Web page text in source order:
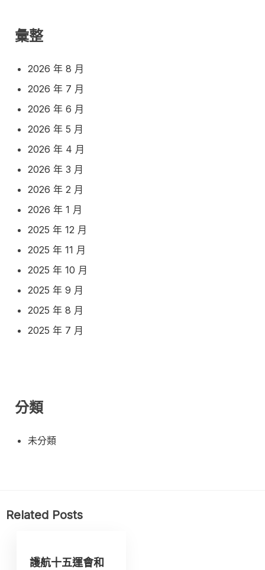
彙整
2026 年 8 月
2026 年 7 月
2026 年 6 月
2026 年 5 月
2026 年 4 月
2026 年 3 月
2026 年 2 月
2026 年 1 月
2025 年 12 月
2025 年 11 月
2025 年 10 月
2025 年 9 月
2025 年 8 月
2025 年 7 月
分類
未分類
Related Posts
護航十五運會和